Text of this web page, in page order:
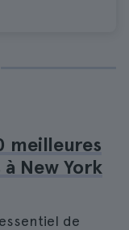
meilleures
New York
de